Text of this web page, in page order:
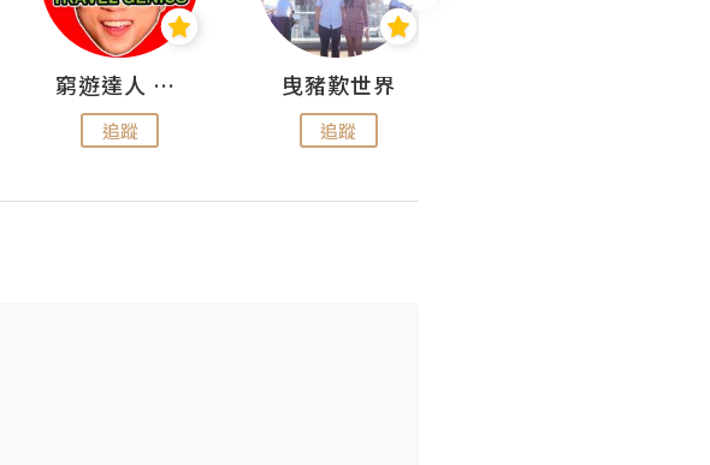
窮遊達人 Mr.TravelGenius
追蹤
曳豬歎世界
追蹤